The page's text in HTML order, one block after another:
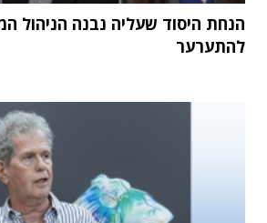
הנחת היסוד שעליה נבנה הניהול
להתערער